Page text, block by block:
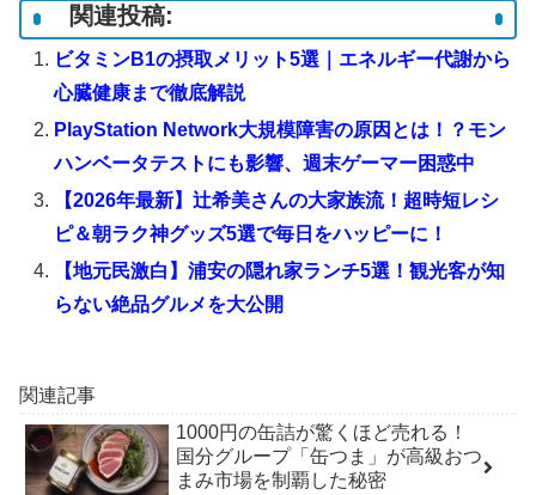
関連投稿:
ビタミンB1の摂取メリット5選｜エネルギー代謝から
心臓健康まで徹底解説
PlayStation Network大規模障害の原因とは！？モン
ハンベータテストにも影響、週末ゲーマー困惑中
【2026年最新】辻希美さんの大家族流！超時短レシ
ピ＆朝ラク神グッズ5選で毎日をハッピーに！
【地元民激白】浦安の隠れ家ランチ5選！観光客が知
らない絶品グルメを大公開
関連記事
1000円の缶詰が驚くほど売れる！
国分グループ「缶つま」が高級おつ
まみ市場を制覇した秘密